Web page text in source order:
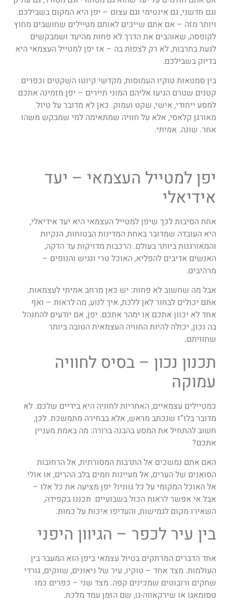
וגם חדשני, גם אינטימי וגם עצום – יפן היא המקום בשבילכם.
ויותר מזה – אם אתם שייכים לאותם מטיילים שחושבים מחוץ
לקופסה, שאוהבים את הדרך לא פחות מהיעד ושמבקשים
לגעת בתרבות, לא רק לצפות בה – אז יפן למטייל העצמאי היא
בדיוק בשבילכם.
בין סמטאות טוקיו העמוסות, מקדשי קיוטו השקטים וכפרים
קטנים שטרם הגיעו אליהם המוני תיירים – יפן מזמינה אתכם
למסע ייחודי, אישי, שקט ועמוק. כאן לא מדובר על טיול
מאורגן קלאסי, אלא על חוויה שמתאימה למי שמבקש משהו
אחר. שונה. אמיתי.
יפן למטייל העצמאי – יעד
אידיאלי
אחת הסיבות לכך שיפן למטייל העצמאי היא יעד אידיאלי,
היא העובדה שמדובר באחת המדינות הבטוחות, הנקיות
והמאורגנות ביותר בעולם. הרכבות מדויקות עד הדקה,
האנשים אדיבים להפליא, האוכל טרי ונגיש והנופים –
מרהיבים.
אבל מה שחשוב לא פחות: יש כאן מרחב אמיתי לעצמאות.
אתם יכולים לבחור לאן ללכת, איך לנוע, מה לראות – ואף
אחד לא יכוון אתכם או ימהר אתכם. יפן, אם יודעים להתנהל
בה נכון, יכולה להיות החוויה העצמאית הטובה ביותר
שחוויתם.
תכנון נכון – בסיס לחוויה
עמוקה
כמטיילים עצמאיים, האחריות לחוויה היא בידיים שלכם. לא
מדובר בלו”ז שנכתב מראש, אלא בבחירה מתמשכת. לכן,
חשוב להתחיל את המסע בהבנה ברורה: מה באמת מעניין
אתכם?
האם אתם נמשכים אל התרבות המסורתית, אל הרחובות
הסואנים של הערים, אל מעיינות חמים בלב ההרים, או אולי
אל האוכל המקומי על כל גווניו? יפן מציעה את כל אלו –
אבל אי אפשר לראות הכול בשבועיים. תכננו בקפידה,
השאירו מקום לגמישות, והעדיפו איכות על כמות.
בין עיר לכפר – הגיוון היפני
אחד הדברים המרתקים בטיול עצמאי ביפן הוא המעבר בין
העולמות. מצד אחד – טוקיו, עיר של ניאונים, שווקים, גורדי
שחקים ורובוטים שמכינים קפה. מצד שני – כפרים כמו
טסומאגו או שירקאווה-גו, שם הזמן עמד מלכת.